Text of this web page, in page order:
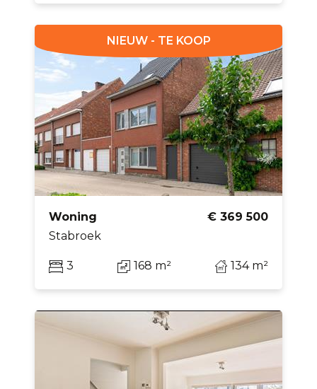
NIEUW - TE KOOP
Woning
€ 369 500
Stabroek
3 168 m² 134 m²